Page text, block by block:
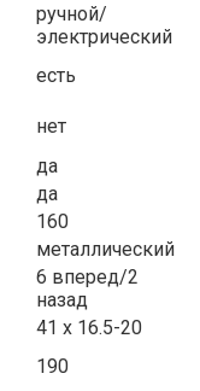
ручной/
электрический
есть
нет
да
да
160
металлический
6 вперед/2
назад
41 х 16.5-20
190